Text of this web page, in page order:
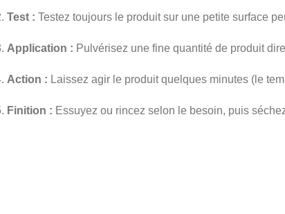
Test : Testez toujours le produit sur une petite surface
Application : Pulvérisez une fine quantité de produit
Action : Laissez agir le produit quelques minutes (le
Finition : Essuyez ou rincez selon le besoin, puis